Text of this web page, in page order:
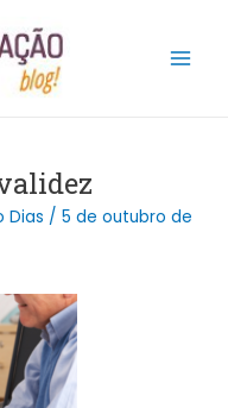
Dias /5 de outubro de